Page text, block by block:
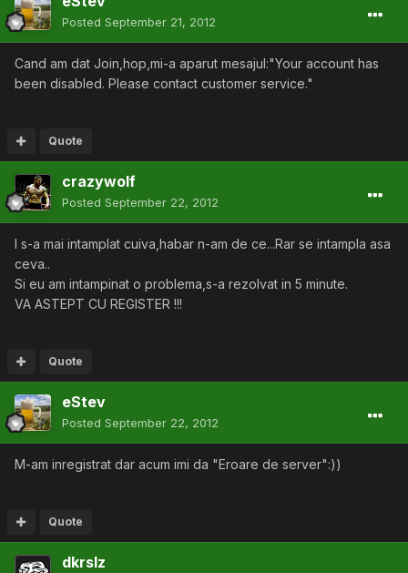
Posted September 21, 2012
Cand am dat Join,hop,mi-a aparut mesajul:"Your account has
been disabled. Please contact customer service."
Quote
crazywolf
Posted September 22, 2012
I s-a mai intamplat cuiva,habar n-am de ce...Rar se intampla asa
ceva..
Si eu am intampinat o problema,s-a rezolvat in 5 minute.
VA ASTEPT CU REGISTER !!!
Quote
eStev
Posted September 22, 2012
M-am inregistrat dar acum imi da "Eroare de server":))
Quote
dkrslz